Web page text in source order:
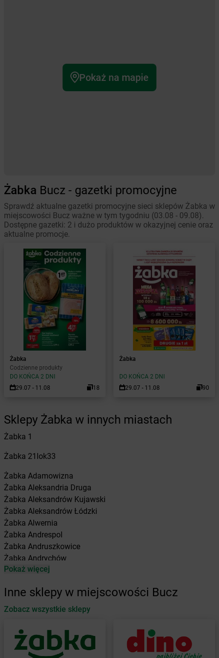
Pokaż na mapie
Żabka Bucz - gazetki promocyjne
Sprawdź aktualne gazetki promocyjne sieci sklepów Żabka w
miejscowości Bucz ważne w tym tygodniu (03.08 - 09.08).
Dostępne gazetki: 2 i dużo produktów w okazyjnej cenie oraz
aktualne promocje.
Żabka
Codzienne produkty
DO KOŃCA 2 DNI
29.07 - 11.08
18
Żabka
DO KOŃCA 2 DNI
29.07 - 11.08
90
Sklepy Żabka w innych miastach
Żabka 1
Żabka 21lok33
Żabka Adamowizna
Żabka Aleksandria Druga
Żabka Aleksandrów Kujawski
Żabka Aleksandrów Łódzki
Żabka Alwernia
Żabka Andrespol
Żabka Andruszkowice
Żabka Andrychów
Żabka Antonie
Żabka Automat
Żabka Babica
Żabka Babimost
Żabka Baborów
Pokaż więcej
Inne sklepy w miejscowości Bucz
Zobacz wszystkie sklepy